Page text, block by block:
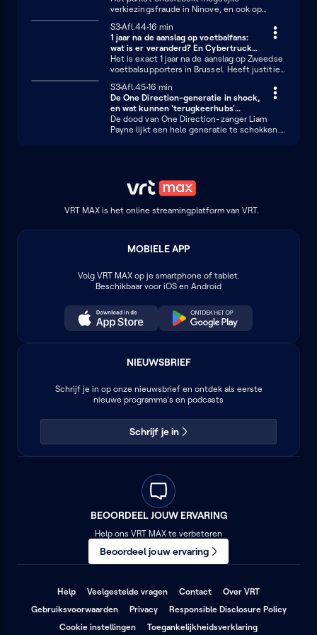
uitslagen op de andere beleidsniveaus van
ons land?
verkiezingsfraude in Ninove, en ook op
volmachten ronselen. Wat is er precies aan
de hand? Er is opnieuw discussie over het
(vroege) pensioen van militairen: waarom ligt
dat zo gevoelig? En wie voor de eerste keer
verkozen wordt als gemeenteraadslid, kan
wel wat opleiding gebruiken: "Oeps, ik ben
verkozen, wat nu?"
Seizoen 3
S3Afl.4416 minuten
16 min
1 jaar na de aanslag op voetbalfans:
wat is er veranderd? En Cybertrucks
op straat
Het is exact 1 jaar na de aanslag op Zweedse
voetbalsupporters in Brussel. Heeft justitie
leger beschiet de blauwhelmen in Libanon.
Israël wil hen daar zelfs weg. Maar wat is de
rol van die blauwhelmen in conflicten? En
de Cybertruck van Tesla werd voor het eerst
gespot op onze Vlaamse wegen: rijdt die
Seizoen 3
S3Afl.4516 minuten
16 min
De One Direction-generatie in shock,
en wat kunnen 'terugkeerhubs'
oplossen?
De dood van One Direction-zanger Liam
Payne lijkt een hele generatie te schokken.
vakbonden bij De Lijn zijn boos over
gesplitste werkroosters. Wat doet zo'n
mens?
VRT MAX is het online streamingplatform van VRT.
MOBIELE APP
Volg VRT MAXop je smartphone of tablet.
Beschikbaar voor iOS en Android
NIEUWSBRIEF
Schrijf je in op onze nieuwsbrief en ontdek als eerste
nieuwe programma's en podcasts
Schrijf je in
BEOORDEEL JOUW ERVARING
Help ons VRT MAX te verbeteren
Beoordeel jouw ervaring
Help Veelgestelde vragen (opent
een
venster)
Contact (opent
een
venster)
Over VRT
een
Gebruiksvoorwaarden (opent
een
Privacy(opent
een
Responsible Disclosure Policy(opent
Cookie instellingen Toegankelijkheidsverklaring